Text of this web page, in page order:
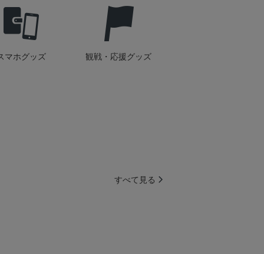
マホグッズ 観戦・応援グッズ
すべて見る